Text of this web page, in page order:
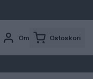
Oma tili Ostoskori